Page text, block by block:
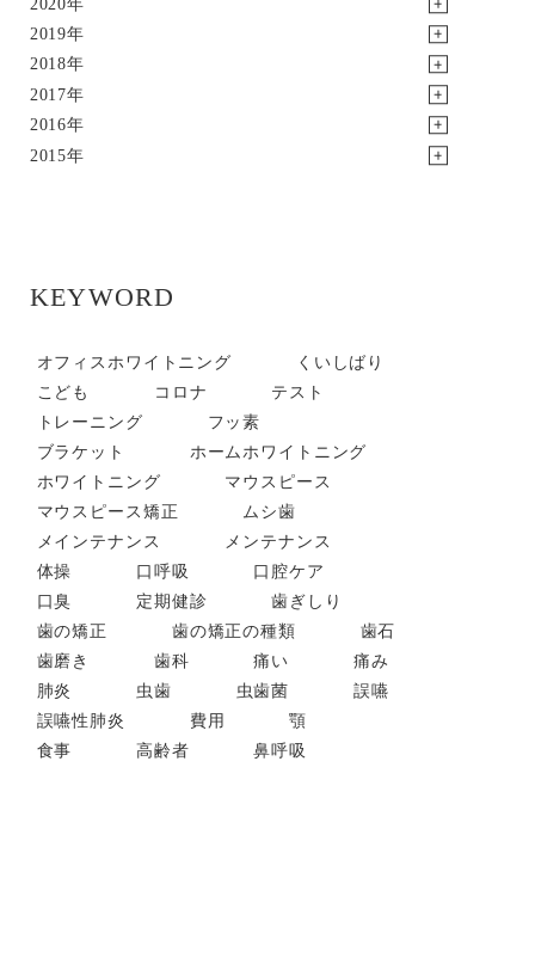
2019年
2018年
2017年
2016年
2015年
KEYWORD
オフィスホワイトニング
くいしばり
こども
コロナ
テスト
トレーニング
フッ素
ブラケット
ホームホワイトニング
ホワイトニング
マウスピース
マウスピース矯正
ムシ歯
メインテナンス
メンテナンス
体操
口呼吸
口腔ケア
口臭
定期健診
歯ぎしり
歯の矯正
歯の矯正の種類
歯石
歯磨き
歯科 痛い
痛み
肺炎
虫歯 虫歯菌
誤嚥
誤嚥性肺炎
費用
顎
食事
高齢者 鼻呼吸